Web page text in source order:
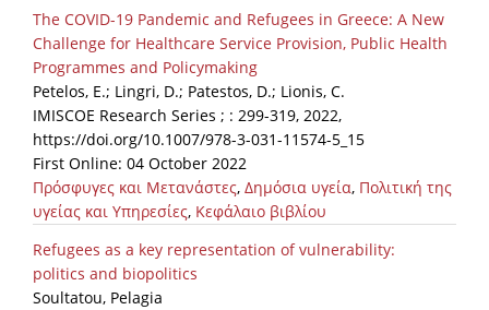
The COVID-19 Pandemic and Refugees in Greece: A New
Challenge for Healthcare Service Provision, Public Health
Programmes and Policymaking
Petelos, E.; Lingri, D.; Patestos, D.; Lionis, C.
IMISCOE Research Series ; : 299-319, 2022,
https://doi.org/10.1007/978-3-031-11574-5_15
First Online: 04 October 2022
Πρόσφυγες και Μετανάστες, Δημόσια υγεία, Πολιτική της
υγείας και Υπηρεσίες, Κεφάλαιο βιβλίου
Refugees as a key representation of vulnerability:
politics and biopolitics
Soultatou, Pelagia